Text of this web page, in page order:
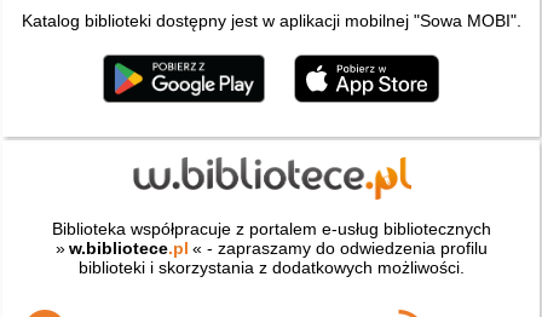
Katalog biblioteki dostępny jest w aplikacji mobilnej "Sowa MOBI".
Biblioteka współpracuje z portalem e-usług bibliotecznych
» w.bibliotece.pl « - zapraszamy do odwiedzenia profilu
biblioteki i skorzystania z dodatkowych możliwości.